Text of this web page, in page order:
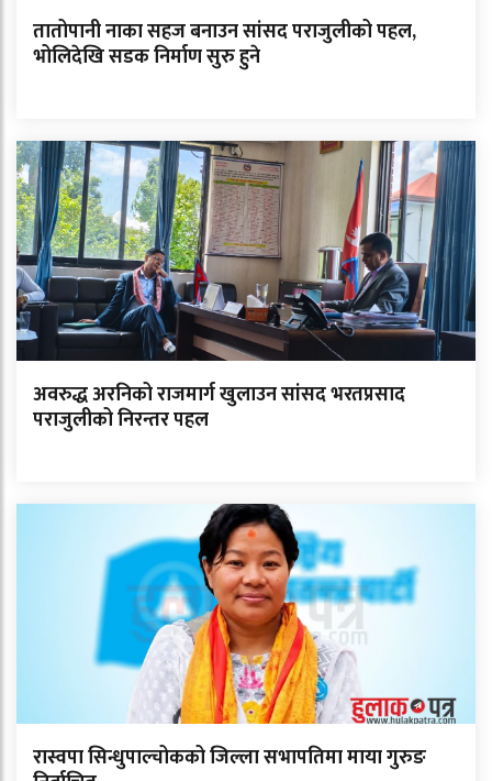
तातोपानी नाका सहज बनाउन सांसद पराजुलीको पहल,
भोलिदेखि सडक निर्माण सुरु हुने
अवरुद्ध अरनिको राजमार्ग खुलाउन सांसद भरतप्रसाद
पराजुलीको निरन्तर पहल
रास्वपा सिन्धुपाल्चोकको जिल्ला सभापतिमा माया गुरुङ